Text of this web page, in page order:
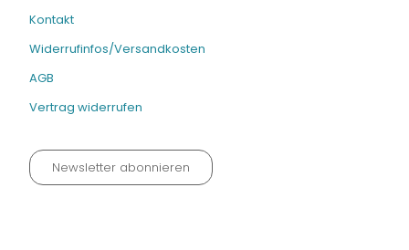
Kontakt
Widerrufinfos/Versandkosten
AGB
Vertrag widerrufen
Newsletter abonnieren